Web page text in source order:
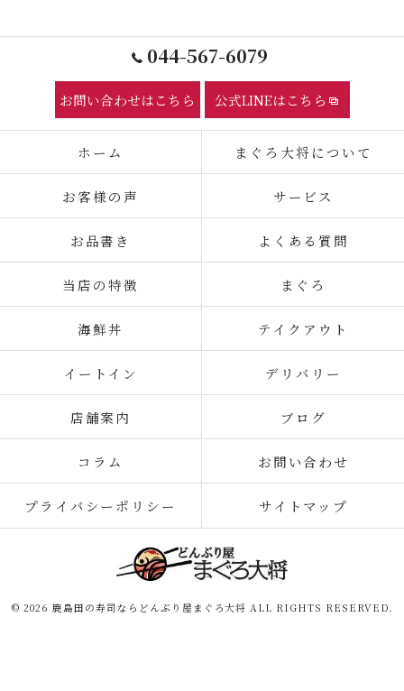
044-567-6079
お問い合わせはこちら 公式LINEはこちら
ホーム まぐろ大将について
お客様の声 サービス
お品書き よくある質問
当店の特徴 まぐろ
海鮮丼 テイクアウト
イートイン デリバリー
店舗案内 ブログ
コラム お問い合わせ
プライバシーポリシー サイトマップ
© 2026 鹿島田の寿司ならどんぶり屋まぐろ大将 ALL RIGHTS RESERVED.